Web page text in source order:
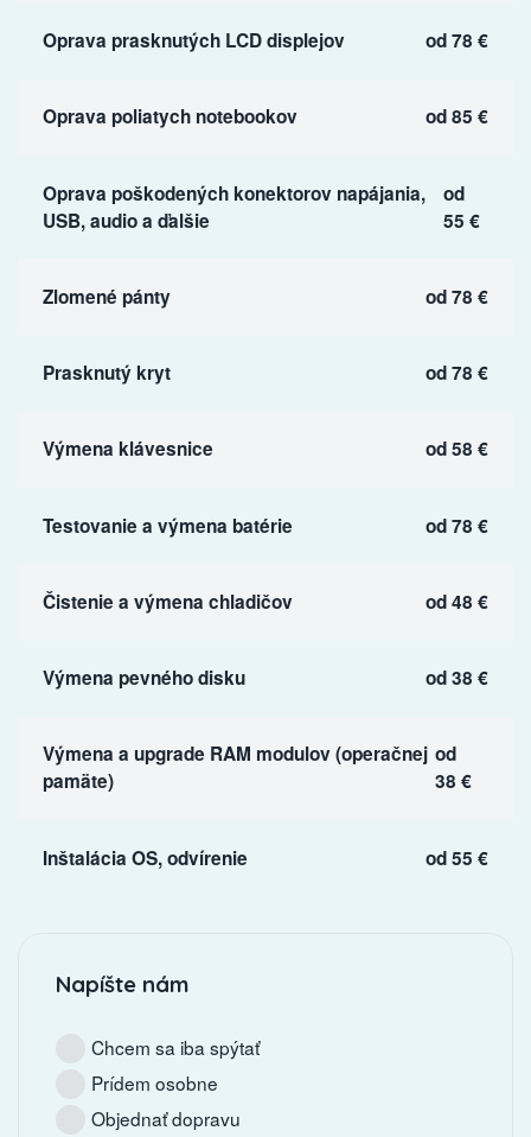
Oprava prasknutých LCD displejov od 78 €
Oprava poliatych notebookov od 85 €
Oprava poškodených konektorov napájania,
USB, audio a ďalšie
od
55 €
Zlomené pánty od 78 €
Prasknutý kryt od 78 €
Výmena klávesnice od 58 €
Testovanie a výmena batérie od 78 €
Čistenie a výmena chladičov od 48 €
Výmena pevného disku od 38 €
Výmena a upgrade RAM modulov (operačnej
pamäte)
od
38 €
Inštalácia OS, odvírenie od 55 €
Napíšte nám
Chcem sa iba spýtať
Prídem osobne
Objednať dopravu